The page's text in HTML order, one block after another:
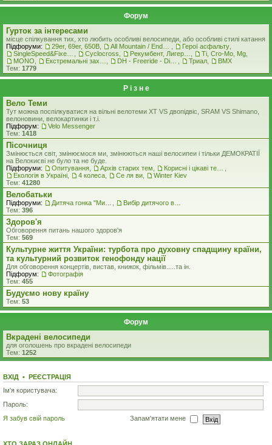
Форум
Гурток за інтересами
місце спілкування тих, хто любить особливі велосипеди, або особливі стилі катання
Підфоруми:
29er, 69er, 650B Герої асфальту
Cyclocross Ti, Cro-Mo, Mg
MONO
Триал
BMX
Тем: 1779
Р i з н е
Вело Теми
Тут можна поспілкуватися на вільні велотеми ХТ VS двопідвіс, SRAM VS Shimano,
велоновини, велокартинки і т.і.
Підфорум:
Velo Messenger
Тем: 1418
Пісочниця
Змінюється світ, змінюємося ми, змінюються наші велосипеи і тільки ДЕМОКРАТІЇ
на Велокиєві не було та не буде.
Підфоруми:
Опитування Архів старих тем
Екологiя в Україні
4 колеса Се ля ви
Winter Kiev
Тем: 41280
Велобатьки
Підфоруми:
Тем: 396
Здоров'я
Обговорення питань нашого здоров'я
Тем: 569
Культурне життя України: турбота про духовну спадщину країни,
та культурний розвиток генофонду нації
Для обговорення концертів, вистав, книжок, фільмів.....та iн.
Підфорум:
Фотографія
Тем: 455
Будуємо нову країну
Тем: 53
Форум
Вкрадені велосипеди
для оголошень про вкрадені велосипеди
Тем: 1252
ВХІД • РЕЄСТРАЦІЯ
Ім'я користувача:
Пароль:
Я забув свій пароль
Запам'ятати мене